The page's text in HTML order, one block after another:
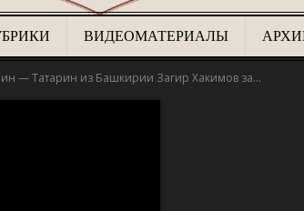
Туган
ВИДЕОМАТЕРИАЛЫ
— Татарин из Башкирии Загир Хакимов за...